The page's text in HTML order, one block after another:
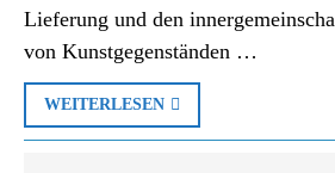
Lieferung und den
von Kunstgegenständen …
WEITERLESEN